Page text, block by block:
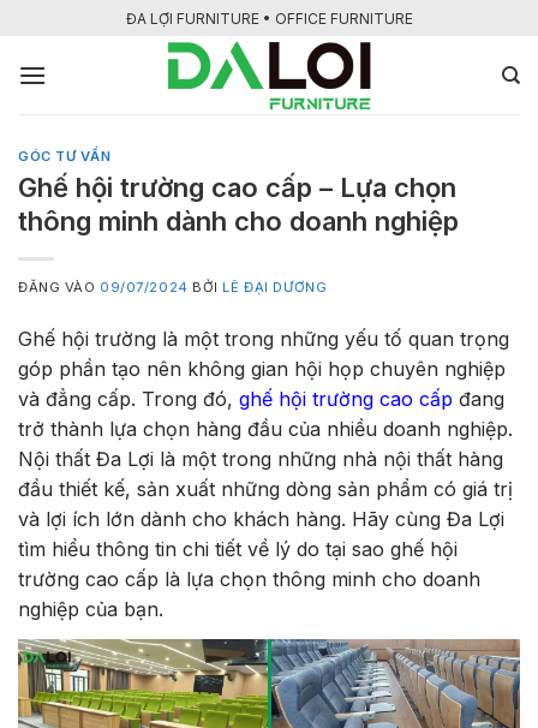
nội
ĐA LỢI FURNITURE • OFFICE FURNITURE
GÓC TƯ VẤN
Ghế hội trường cao cấp – Lựa chọn
thông minh dành cho doanh nghiệp
ĐĂNG VÀO 09/07/2024 BỞI LÊ ĐẠI DƯƠNG
Ghế hội trường là một trong những yếu tố quan trọng
góp phần tạo nên không gian hội họp chuyên nghiệp
và đẳng cấp. Trong đó, ghế hội trường cao cấp đang
trở thành lựa chọn hàng đầu của nhiều doanh nghiệp.
Nội thất Đa Lợi là một trong những nhà nội thất hàng
đầu thiết kế, sản xuất những dòng sản phẩm có giá trị
và lợi ích lớn dành cho khách hàng. Hãy cùng Đa Lợi
tìm hiểu thông tin chi tiết về lý do tại sao ghế hội
trường cao cấp là lựa chọn thông minh cho doanh
nghiệp của bạn.